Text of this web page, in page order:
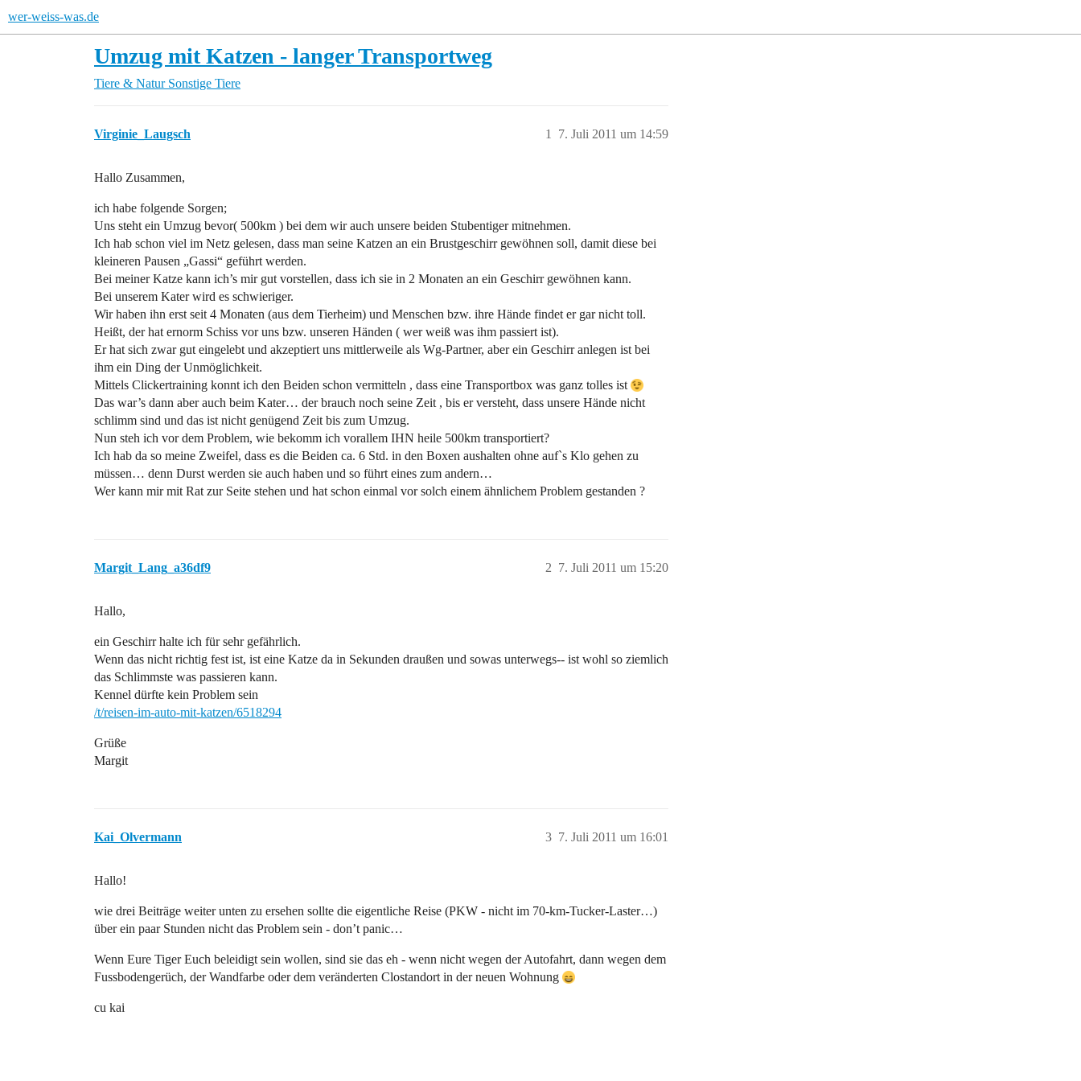
wer-weiss-was.de
Umzug mit Katzen - langer Transportweg
Tiere & Natur Sonstige Tiere
Virginie_Laugsch 7. Juli 2011 um 14:59
1
Hallo Zusammen,
ich habe folgende Sorgen;
Uns steht ein Umzug bevor( 500km ) bei dem wir auch unsere beiden Stubentiger mitnehmen.
Ich hab schon viel im Netz gelesen, dass man seine Katzen an ein Brustgeschirr gewöhnen soll, damit diese bei
kleineren Pausen „Gassi“ geführt werden.
Bei meiner Katze kann ich’s mir gut vorstellen, dass ich sie in 2 Monaten an ein Geschirr gewöhnen kann.
Bei unserem Kater wird es schwieriger.
Wir haben ihn erst seit 4 Monaten (aus dem Tierheim) und Menschen bzw. ihre Hände findet er gar nicht toll.
Heißt, der hat ernorm Schiss vor uns bzw. unseren Händen ( wer weiß was ihm passiert ist).
Er hat sich zwar gut eingelebt und akzeptiert uns mittlerweile als Wg-Partner, aber ein Geschirr anlegen ist bei
ihm ein Ding der Unmöglichkeit.
Mittels Clickertraining konnt ich den Beiden schon vermitteln , dass eine Transportbox was ganz tolles ist
Das war’s dann aber auch beim Kater… der brauch noch seine Zeit , bis er versteht, dass unsere Hände nicht
schlimm sind und das ist nicht genügend Zeit bis zum Umzug.
Nun steh ich vor dem Problem, wie bekomm ich vorallem IHN heile 500km transportiert?
Ich hab da so meine Zweifel, dass es die Beiden ca. 6 Std. in den Boxen aushalten ohne auf`s Klo gehen zu
müssen… denn Durst werden sie auch haben und so führt eines zum andern…
Wer kann mir mit Rat zur Seite stehen und hat schon einmal vor solch einem ähnlichem Problem gestanden ?
Margit_Lang_a36df9 7. Juli 2011 um 15:20
2
Hallo,
ein Geschirr halte ich für sehr gefährlich.
Wenn das nicht richtig fest ist, ist eine Katze da in Sekunden draußen und sowas unterwegs-- ist wohl so ziemlich
das Schlimmste was passieren kann.
Kennel dürfte kein Problem sein
/t/reisen-im-auto-mit-katzen/6518294
Grüße
Margit
Kai_Olvermann 7. Juli 2011 um 16:01
3
Hallo!
wie drei Beiträge weiter unten zu ersehen sollte die eigentliche Reise (PKW - nicht im 70-km-Tucker-Laster…)
über ein paar Stunden nicht das Problem sein - don’t panic…
Wenn Eure Tiger Euch beleidigt sein wollen, sind sie das eh - wenn nicht wegen der Autofahrt, dann wegen dem
Fussbodengerüch, der Wandfarbe oder dem veränderten Clostandort in der neuen Wohnung
cu kai